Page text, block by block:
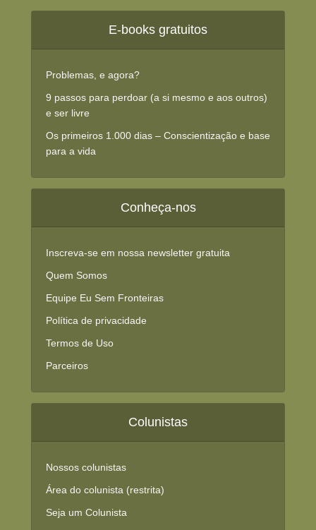
E-books gratuitos
Problemas, e agora?
9 passos para perdoar (a si mesmo e aos outros)
e ser livre
Os primeiros 1.000 dias – Conscientização e base
para a vida
Conheça-nos
Inscreva-se em nossa newsletter gratuita
Quem Somos
Equipe Eu Sem Fronteiras
Política de privacidade
Termos de Uso
Parceiros
Colunistas
Nossos colunistas
Área do colunista (restrita)
Seja um Colunista